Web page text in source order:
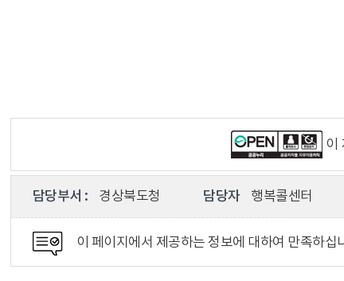
이
담당부서 : 경상북도청 담당자 행복콜센터
이 페이지에서 제공하는 정보에 대하여 만족하십